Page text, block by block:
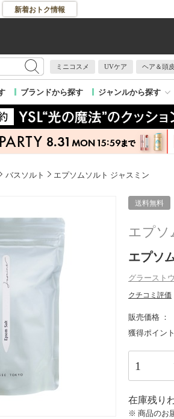
新着おトク情報
ミニコスメ UVケア ヘア＆頭
ブランドから探す ジャンルから探す
バスソルト エプソムソルト ジャスミン
送料無料
エプソ
エプソ
グラースト
クチコミ評価
販売価格 ：
獲得ポイント
在庫残り
※ 商品のお